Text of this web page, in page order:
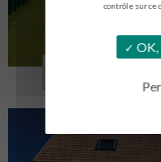
contrôle sur ce
OK,